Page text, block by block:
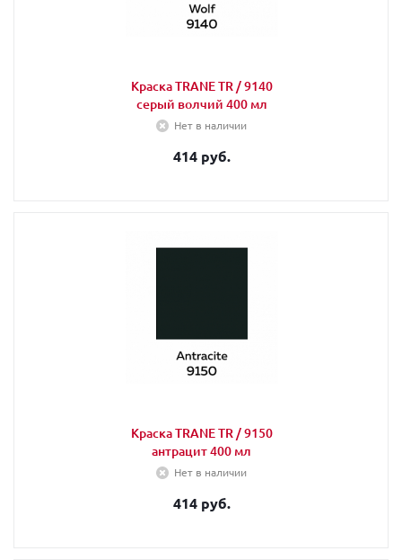
Краска TRANE TR / 9140
серый волчий 400 мл
Нет в наличии
414 руб.
Краска TRANE TR / 9150
антрацит 400 мл
Нет в наличии
414 руб.